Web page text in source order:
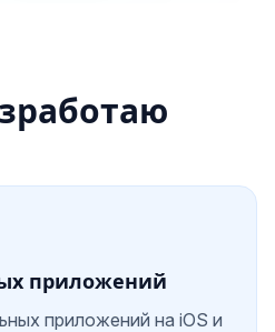
приложений
приложений на iOS и